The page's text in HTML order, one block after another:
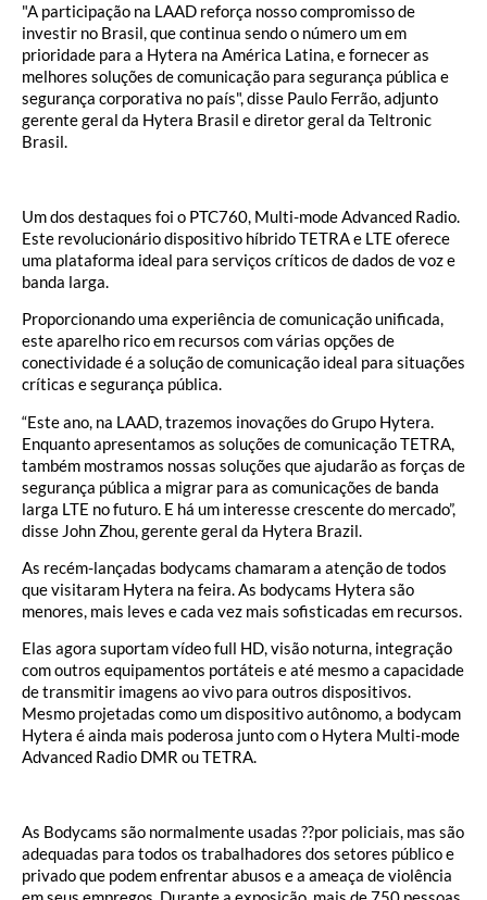
"A participação na LAAD reforça nosso compromisso de
investir no Brasil, que continua sendo o número um em
prioridade para a Hytera na América Latina, e fornecer as
melhores soluções de comunicação para segurança pública e
segurança corporativa no país", disse Paulo Ferrão, adjunto
gerente geral da Hytera Brasil e diretor geral da Teltronic
Brasil.
Um dos destaques foi o PTC760, Multi-mode Advanced Radio.
Este revolucionário dispositivo híbrido TETRA e LTE oferece
uma plataforma ideal para serviços críticos de dados de voz e
banda larga.
Proporcionando uma experiência de comunicação unificada,
este aparelho rico em recursos com várias opções de
conectividade é a solução de comunicação ideal para situações
críticas e segurança pública.
“Este ano, na LAAD, trazemos inovações do Grupo Hytera.
Enquanto apresentamos as soluções de comunicação TETRA,
também mostramos nossas soluções que ajudarão as forças de
segurança pública a migrar para as comunicações de banda
larga LTE no futuro. E há um interesse crescente do mercado”,
disse John Zhou, gerente geral da Hytera Brazil.
As recém-lançadas bodycams chamaram a atenção de todos
que visitaram Hytera na feira. As bodycams Hytera são
menores, mais leves e cada vez mais sofisticadas em recursos.
Elas agora suportam vídeo full HD, visão noturna, integração
com outros equipamentos portáteis e até mesmo a capacidade
de transmitir imagens ao vivo para outros dispositivos.
Mesmo projetadas como um dispositivo autônomo, a bodycam
Hytera é ainda mais poderosa junto com o Hytera Multi-mode
Advanced Radio DMR ou TETRA.
As Bodycams são normalmente usadas ??por policiais, mas são
adequadas para todos os trabalhadores dos setores público e
privado que podem enfrentar abusos e a ameaça de violência